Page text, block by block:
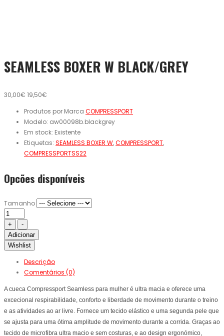
SEAMLESS BOXER W BLACK/GREY
30,00€ 19,50€
Produtos por Marca COMPRESSPORT
Modelo: aw00098b.blackgrey
Em stock: Existente
Etiquetas: SEAMLESS BOXER W,COMPRESSPORT,
COMPRESSPORTSS22
Opcões disponíveis
Tamanho
Adicionar
Wishlist
Descrição
Comentários (0)
A cueca Compressport Seamless para mulher é ultra macia e oferece uma
excecional respirabilidade, conforto e liberdade de movimento durante o treino
e as atividades ao ar livre. Fornece um tecido elástico e uma segunda pele que
se ajusta para uma ótima amplitude de movimento durante a corrida. Graças ao
tecido de microfibra ultra macio e sem costuras, e ao design ergonómico,